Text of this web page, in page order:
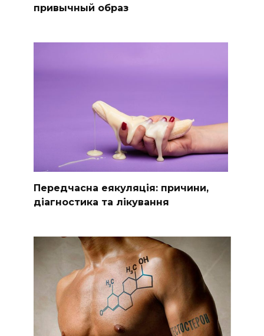
привычный образ
Передчасна еякуляція: причини,
діагностика та лікування